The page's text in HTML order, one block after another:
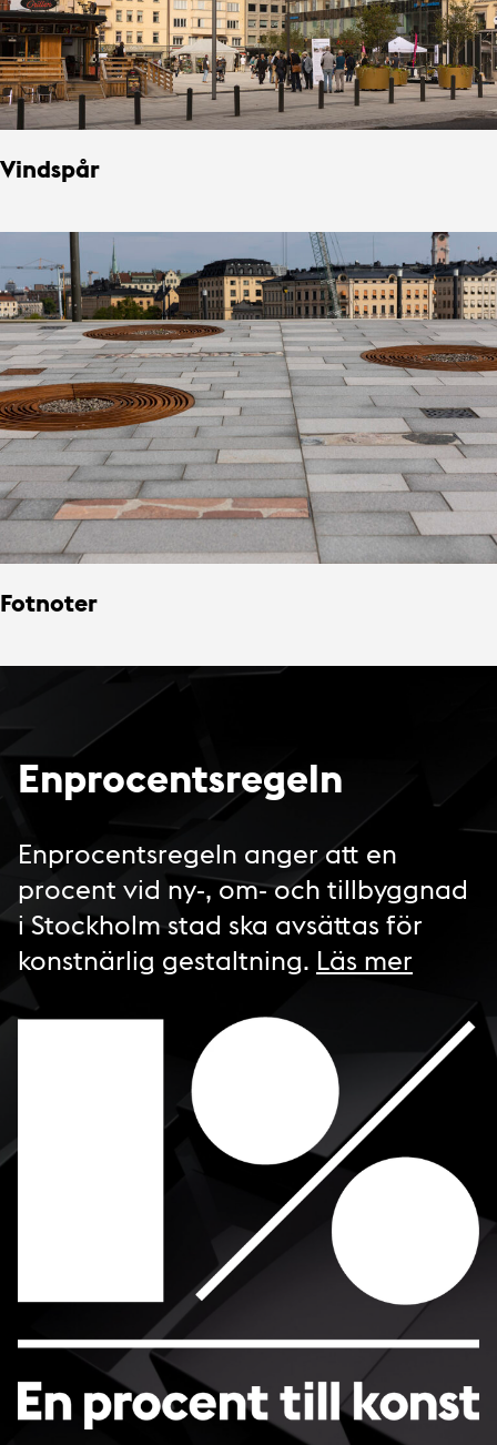
Vindspår
Fotnoter
Enprocentsregeln
Enprocentsregeln anger att en
procent vid ny-, om- och tillbyggnad
i Stockholm stad ska avsättas för
konstnärlig gestaltning. Läs mer